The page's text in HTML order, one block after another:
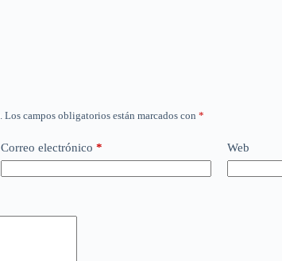
Los campos obligatorios están marcados con *
Correo electrónico * Web